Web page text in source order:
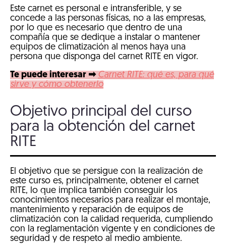
Este carnet es personal e intransferible, y se
concede a las personas físicas, no a las empresas,
por lo que es necesario que dentro de una
compañía que se dedique a instalar o mantener
equipos de climatización al menos haya una
persona que disponga del carnet RITE en vigor.
Te puede interesar ➡ Carnet RITE: qué es, para qué
sirve y cómo obtenerlo
Objetivo principal del curso
para la obtención del carnet
RITE
El objetivo que se persigue con la realización de
este curso es, principalmente, obtener el carnet
RITE, lo que implica también conseguir los
conocimientos necesarios para realizar el montaje,
mantenimiento y reparación de equipos de
climatización con la calidad requerida, cumpliendo
con la reglamentación vigente y en condiciones de
seguridad y de respeto al medio ambiente.